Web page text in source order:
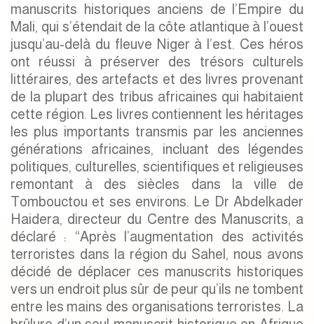
manuscrits historiques anciens de l’Empire du
Mali, qui s’étendait de la côte atlantique à l’ouest
jusqu’au-delà du fleuve Niger à l’est. Ces héros
ont réussi à préserver des trésors culturels
littéraires, des artefacts et des livres provenant
de la plupart des tribus africaines qui habitaient
cette région. Les livres contiennent les héritages
les plus importants transmis par les anciennes
générations africaines, incluant des légendes
politiques, culturelles, scientifiques et religieuses
remontant à des siècles dans la ville de
Tombouctou et ses environs. Le Dr Abdelkader
Haidera, directeur du Centre des Manuscrits, a
déclaré : “Après l’augmentation des activités
terroristes dans la région du Sahel, nous avons
décidé de déplacer ces manuscrits historiques
vers un endroit plus sûr de peur qu’ils ne tombent
entre les mains des organisations terroristes. La